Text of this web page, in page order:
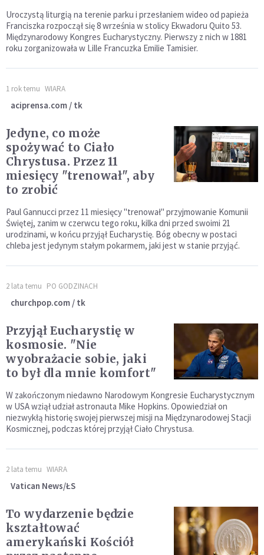
Uroczystą liturgią na terenie parku i przesłaniem wideo od papieża
Franciszka rozpoczął się 8 września w stolicy Ekwadoru Quito 53.
Międzynarodowy Kongres Eucharystyczny. Pierwszy z nich w 1881
roku zorganizowała w Lille Francuzka Emilie Tamisier.
1 rok temu WIARA
aciprensa.com / tk
Jedyne, co może
spożywać to Ciało
Chrystusa. Przez 11
miesięcy "trenował", aby
to zrobić
Paul Gannucci przez 11 miesięcy "trenował" przyjmowanie Komunii
Świętej, zanim w czerwcu tego roku, kilka dni przed swoimi 21
urodzinami, w końcu przyjął Eucharystię. Bóg obecny w postaci
chleba jest jedynym stałym pokarmem, jaki jest w stanie przyjąć.
2 lata temu PO GODZINACH
churchpop.com / tk
Przyjął Eucharystię w
kosmosie. "Nie
wyobrażacie sobie, jaki
to był dla mnie komfort"
W zakończonym niedawno Narodowym Kongresie Eucharystycznym
w USA wziął udział astronauta Mike Hopkins. Opowiedział on
niezwykłą historię swojej pierwszej misji na Międzynarodowej Stacji
Kosmicznej, podczas której przyjął Ciało Chrystusa.
2 lata temu WIARA
Vatican News/ŁS
To wydarzenie będzie
kształtować
amerykański Kościół